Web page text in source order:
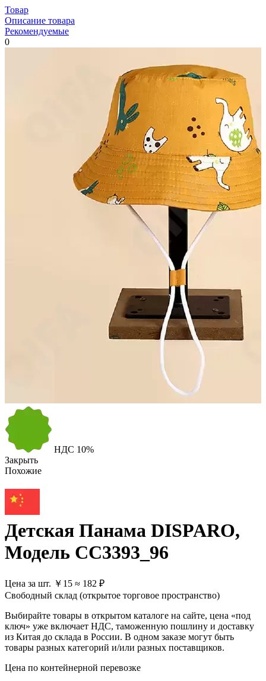
Товар
Описание товара
Рекомендуемые
0
НДС 10%
Закрыть
Похожие
Детская Панама DISPARO,
Модель CC3393_96
Цена за шт. ￥ 15 ≈ 182 ₽
Свободный склад (открытое торговое пространство)
Выбирайте товары в открытом каталоге на сайте, цена «под
ключ» уже включает НДС, таможенную пошлину и доставку
из Китая до склада в России. В одном заказе могут быть
товары разных категорий и/или разных поставщиков.
Цена по контейнерной перевозке